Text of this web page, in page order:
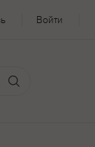
Войти